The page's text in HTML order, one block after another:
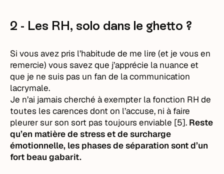
2 - Les RH, solo dans le ghetto ?
Si vous avez pris l’habitude de me lire (et je vous en
remercie) vous savez que j’apprécie la nuance et
que je ne suis pas un fan de la communication
lacrymale.
Je n’ai jamais cherché à exempter la fonction RH de
toutes les carences dont on l’accuse, ni à faire
pleurer sur son sort pas toujours enviable [5]. Reste
qu’en matière de stress et de surcharge
émotionnelle, les phases de séparation sont d’un
fort beau gabarit.